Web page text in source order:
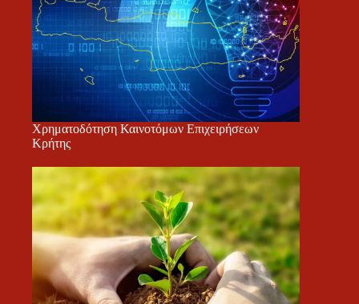
Χρηματοδότηση Καινοτόμων Επιχειρήσεων
Κρήτης